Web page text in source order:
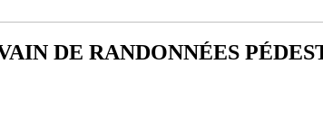
DE RANDONNÉES